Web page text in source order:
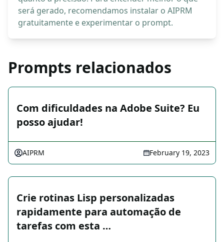
será gerado, recomendamos instalar o AIPRM
gratuitamente e experimentar o prompt.
Prompts relacionados
Com dificuldades na Adobe Suite? Eu
posso ajudar!
AIPRM February 19, 2023
Crie rotinas Lisp personalizadas
rapidamente para automação de
tarefas com esta …